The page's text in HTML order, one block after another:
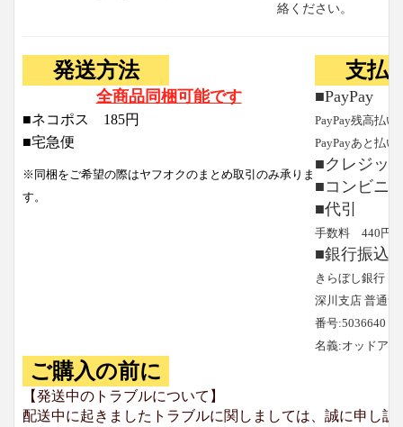
絡ください。
発送方法
全商品同梱可能です
■ネコポス 185円
■宅急便
※同梱をご希望の際はヤフオクのまとめ取引のみ承りま
す。
支払
■PayPay
PayPay残高払い
PayPayあと払い
■クレジッ
■コンビニ
■代引
手数料 440円と
■銀行振込
きらぼし銀行
深川支店 普通預
番号:5036640
名義:オッドア
ご購入の前に
【発送中のトラブルについて】
配送中に起きましたトラブルに関しましては、誠に申し